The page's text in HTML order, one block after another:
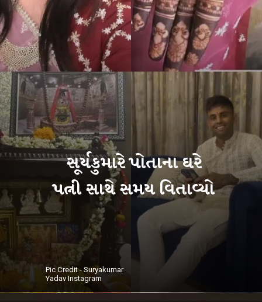
સૂર્યકુમારે પોતાના ઘરે
પત્ની સાથે સમય વિતાવ્યો
Pic Credit - Suryakumar
Yadav Instagram